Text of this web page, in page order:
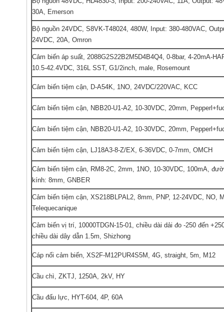
30A, Emerson
Bộ nguồn 24VDC, S8VK-T48024, 480W, Input: 380-480VAC,
24VDC, 20A, Omron
Cảm biến áp suất, 2088G2S22B2M5D4B4Q4, 0-8bar, 4-20mA-
10.5-42.4VDC, 316L SST, G1/2inch, male, Rosemount
Cảm biến tiệm cận, D-A54K, 1NO, 24VDC/220VAC, KCC
Cảm biến tiệm cận, NBB20-U1-A2, 10-30VDC, 20mm,
Cảm biến tiệm cận, NBB20-U1-A2, 10-30VDC, 20mm,
Cảm biến tiệm cận, LJ18A3-8-Z/EX, 6-36VDC, 0-7mm, OMCH
Cảm biến tiệm cận, RM8-2C, 2mm, 1NO, 10-30VDC, 100mA,
kính: 8mm, GNBER
Cảm biến tiệm cận, XS218BLPAL2, 8mm, PNP, 12-24VDC, NO,
Telequecanique
Cảm biến vị trí, 10000TDGN-15-01, chiều dài dải đo -250 đến
chiều dài dây dẫn 1.5m, Shizhong
Cáp nối cảm biến, XS2F-M12PUR4S5M, 4G, straight, 5m, M12
Cầu chì, ZKTJ, 1250A, 2kV, HY
Cầu đấu lực, HYT-604, 4P, 60A